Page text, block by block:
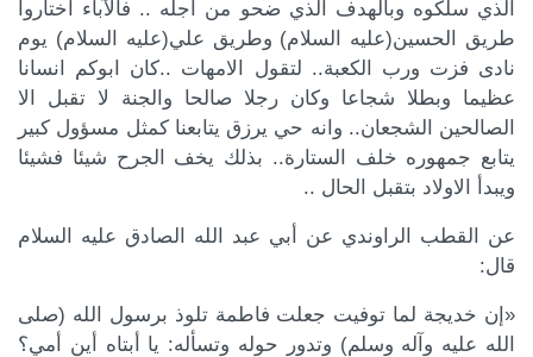
الذي سلكوه وبالهدف الذي ضحو من اجله .. فالآباء اختاروا
طريق الحسين(عليه السلام) وطريق علي(عليه السلام) يوم
نادى فزت ورب الكعبة.. لتقول الامهات ..كان ابوكم انسانا
عظيما وبطلا شجاعا وكان رجلا صالحا والجنة لا تقبل الا
الصالحين الشجعان.. وانه حي يرزق يتابعنا كمثل مسؤول كبير
يتابع جمهوره خلف الستارة.. بذلك يخف الجرح شيئا فشيئا
ويبدأ الاولاد بتقبل الحال ..
عن القطب الراوندي عن أبي عبد الله الصادق عليه السلام
قال:
«إن خديجة لما توفيت جعلت فاطمة تلوذ برسول الله (صلى
الله عليه وآله وسلم) وتدور حوله وتسأله: يا أبتاه أين أمي؟